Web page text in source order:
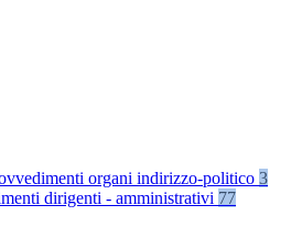
organi indirizzo-politico 3
dirigenti - amministrativi 77